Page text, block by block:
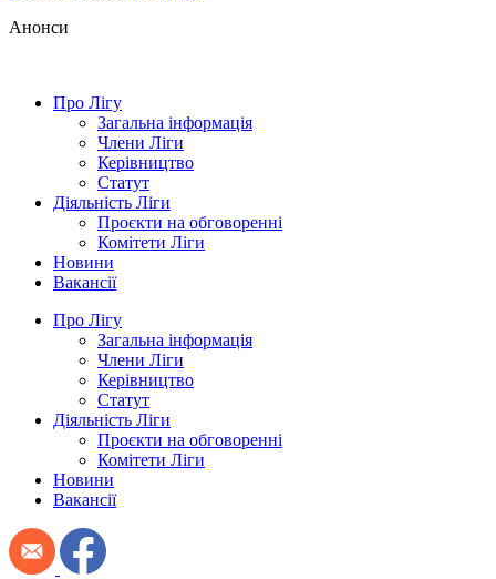
Анонси
Про Лігу
Загальна інформація
Члени Ліги
Керівництво
Статут
Діяльність Ліги
Проєкти на обговоренні
Комітети Ліги
Новини
Вакансії
Про Лігу
Загальна інформація
Члени Ліги
Керівництво
Статут
Діяльність Ліги
Проєкти на обговоренні
Комітети Ліги
Новини
Вакансії